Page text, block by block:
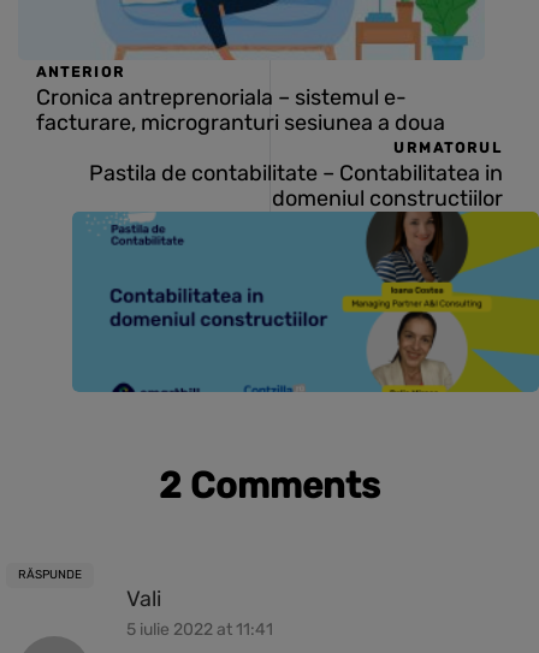
ANTERIOR
Cronica antreprenoriala – sistemul e-
facturare, microgranturi sesiunea a doua
URMATORUL
Pastila de contabilitate – Contabilitatea in
domeniul constructiilor
2 Comments
RĂSPUNDE
Vali
5 iulie 2022 at 11:41